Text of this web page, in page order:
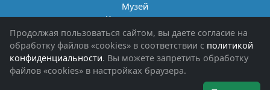
Музей
Книги памяти
Фотоальбомы
Обращения граждан
Помощь участникам СВО и их семьям
Об организации
Продолжая пользоваться сайтом, вы даете согласие на
обработку файлов «cookies» в соответствии с политикой
конфиденциальности. Вы можете запретить обработку
файлов «cookies» в настройках браузера.